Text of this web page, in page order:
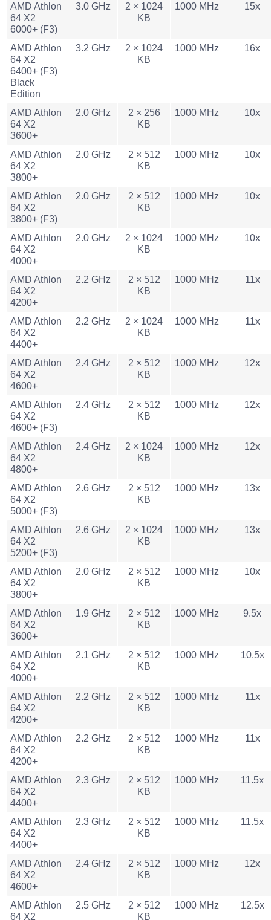
AMD Athlon
64 X2
6000+ (F3)
3.0 GHz
2 × 1024
KB
1000 MHz 15x
AMD Athlon
64 X2
6400+ (F3)
Black
Edition
3.2 GHz
2 × 1024
KB
1000 MHz 16x
AMD Athlon
64 X2
3600+
2.0 GHz
2 × 256
KB
1000 MHz 10x
AMD Athlon
64 X2
3800+
2.0 GHz
2 × 512
KB
1000 MHz 10x
AMD Athlon
64 X2
3800+ (F3)
2.0 GHz
2 × 512
KB
1000 MHz 10x
AMD Athlon
64 X2
4000+
2.0 GHz
2 × 1024
KB
1000 MHz 10x
AMD Athlon
64 X2
4200+
2.2 GHz
2 × 512
KB
1000 MHz 11x
AMD Athlon
64 X2
4400+
2.2 GHz
2 × 1024
KB
1000 MHz 11x
AMD Athlon
64 X2
4600+
2.4 GHz
2 × 512
KB
1000 MHz 12x
AMD Athlon
64 X2
4600+ (F3)
2.4 GHz
2 × 512
KB
1000 MHz 12x
AMD Athlon
64 X2
4800+
2.4 GHz
2 × 1024
KB
1000 MHz 12x
AMD Athlon
64 X2
5000+ (F3)
2.6 GHz
2 × 512
KB
1000 MHz 13x
AMD Athlon
64 X2
5200+ (F3)
2.6 GHz
2 × 1024
KB
1000 MHz 13x
AMD Athlon
64 X2
3800+
2.0 GHz
2 × 512
KB
1000 MHz 10x
AMD Athlon
64 X2
3600+
1.9 GHz
2 × 512
KB
1000 MHz 9.5x
AMD Athlon
64 X2
4000+
2.1 GHz
2 × 512
KB
1000 MHz 10.5x
AMD Athlon
64 X2
4200+
2.2 GHz
2 × 512
KB
1000 MHz 11x
AMD Athlon
64 X2
4200+
2.2 GHz
2 × 512
KB
1000 MHz 11x
AMD Athlon
64 X2
4400+
2.3 GHz
2 × 512
KB
1000 MHz 11.5x
AMD Athlon
64 X2
4400+
2.3 GHz
2 × 512
KB
1000 MHz 11.5x
AMD Athlon
64 X2
4600+
2.4 GHz
2 × 512
KB
1000 MHz 12x
AMD Athlon
64 X2
2.5 GHz
2 × 512
KB
1000 MHz 12.5x